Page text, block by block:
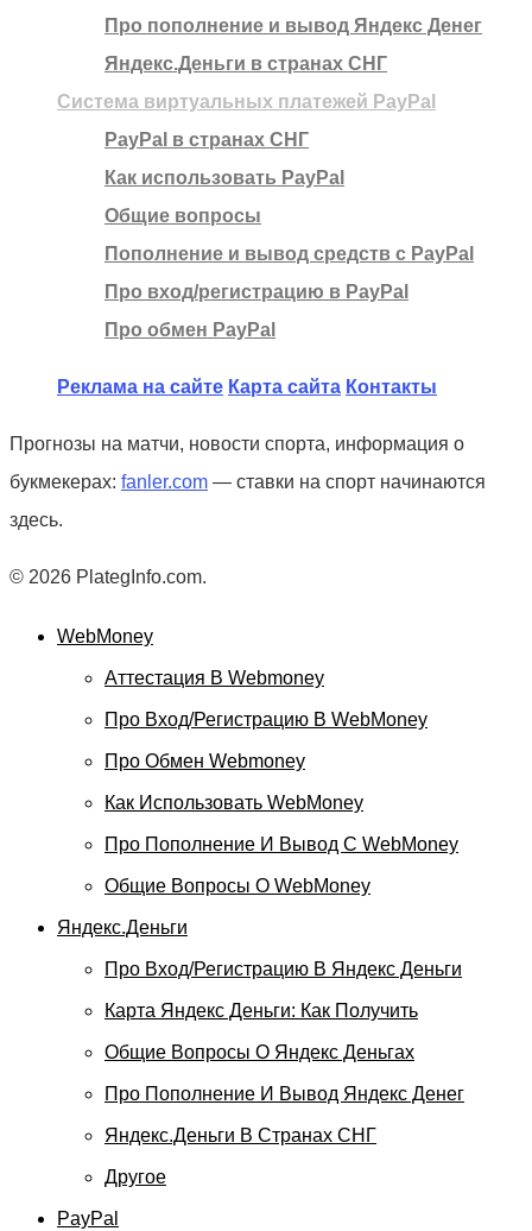
Про пополнение и вывод Яндекс Денег
Яндекс.Деньги в странах СНГ
Система виртуальных платежей PayPal
PayPal в странах СНГ
Как использовать PayPal
Общие вопросы
Пополнение и вывод средств с PayPal
Про вход/регистрацию в PayPal
Про обмен PayPal
Реклама на сайте Карта сайта Контакты
Прогнозы на матчи, новости спорта, информация о
букмекерах: fanler.com — ставки на спорт начинаются
здесь.
© 2026 PlategInfo.com.
WebMoney
Аттестация В Webmoney
Про Вход/регистрацию В WebMoney
Про Обмен Webmoney
Как Использовать WebMoney
Про Пополнение И Вывод С WebMoney
Общие Вопросы О WebMoney
Яндекс.Деньги
Про Вход/регистрацию В Яндекс Деньги
Карта Яндекс Деньги: Как Получить
Общие Вопросы О Яндекс Деньгах
Про Пополнение И Вывод Яндекс Денег
Яндекс.Деньги В Странах СНГ
Другое
PayPal